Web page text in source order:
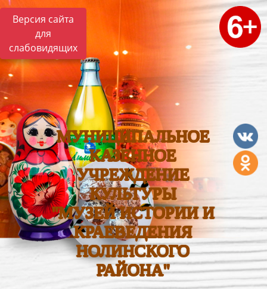
Версия сайта
для
слабовидящих
МУНИЦИПАЛЬНОЕ
КАЗЕННОЕ
УЧРЕЖДЕНИЕ
КУЛЬТУРЫ
"МУЗЕЙ ИСТОРИИ И
КРАЕВЕДЕНИЯ
НОЛИНСКОГО
РАЙОНА"